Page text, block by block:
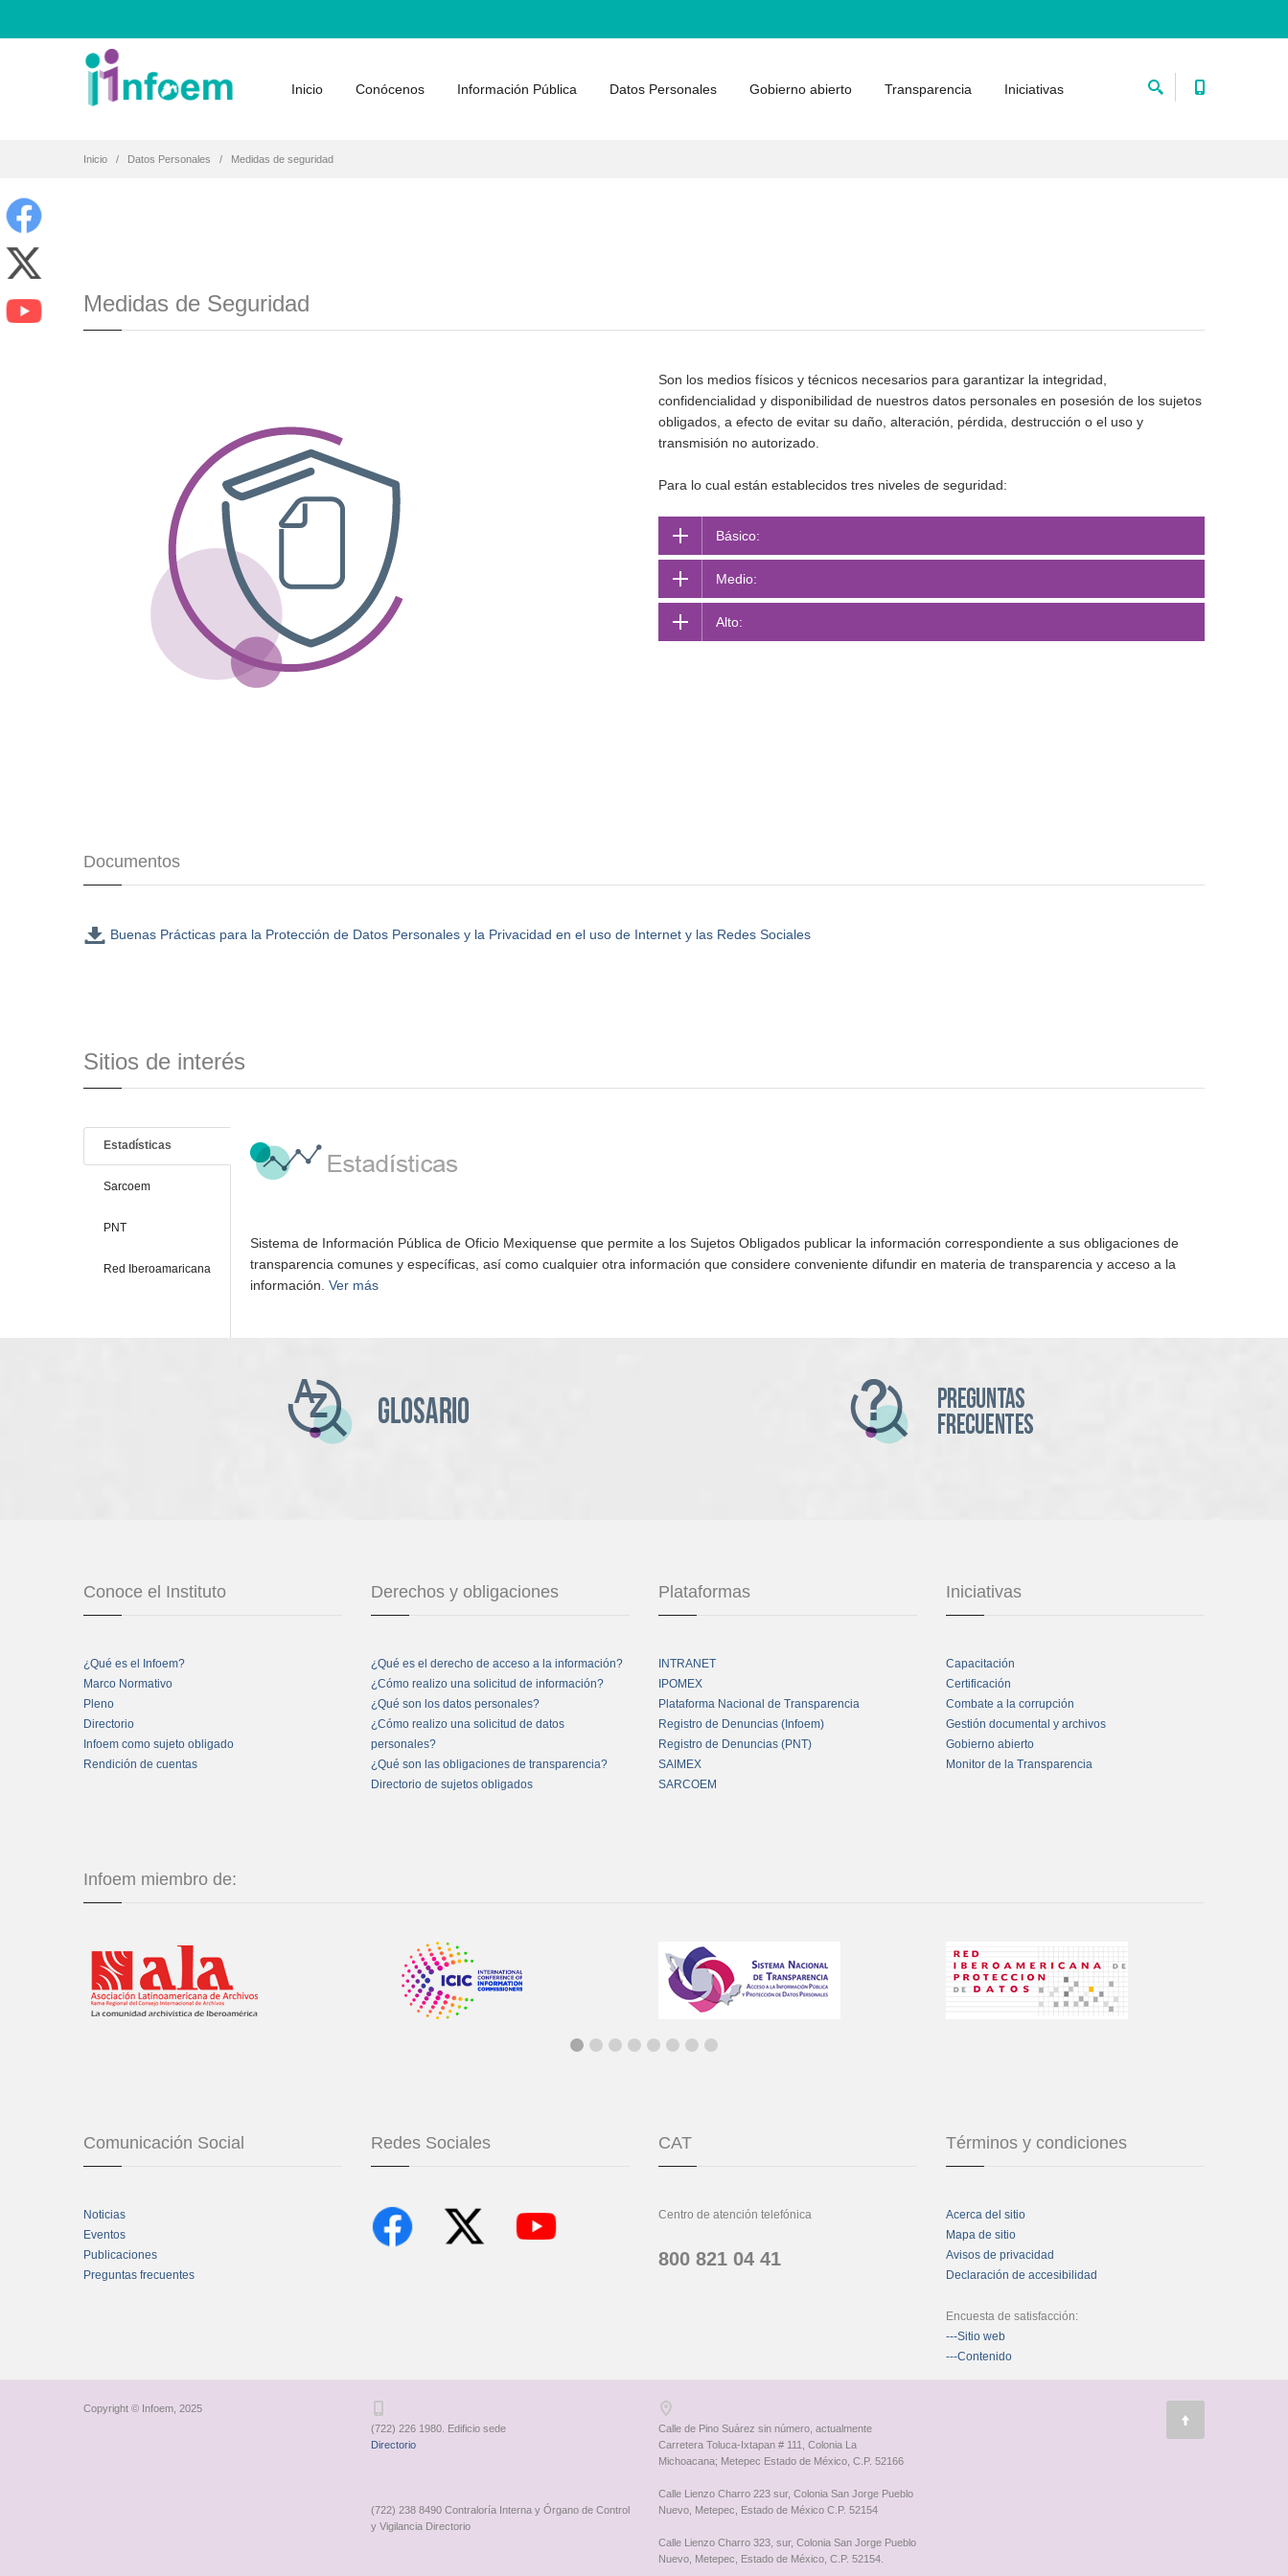
Inicio Conócenos Información Pública Datos Personales Gobierno abierto Transparencia Iniciativas
Inicio Datos Personales Medidas de seguridad
Medidas de Seguridad
Son los medios físicos y técnicos necesarios para garantizar la integridad,
confidencialidad y disponibilidad de nuestros datos personales en posesión de los sujetos
obligados, a efecto de evitar su daño, alteración, pérdida, destrucción o el uso y
transmisión no autorizado.
Para lo cual están establecidos tres niveles de seguridad:
Básico:
Medio:
Alto:
Documentos
Buenas Prácticas para la Protección de Datos Personales y la Privacidad en el uso de Internet y las Redes Sociales
Sitios de interés
Estadísticas
Sarcoem
PNT
Red Iberoamaricana
Sistema de Información Pública de Oficio Mexiquense que permite a los Sujetos Obligados publicar la información correspondiente a sus obligaciones de
transparencia comunes y específicas, así como cualquier otra información que considere conveniente difundir en materia de transparencia y acceso a la
información. Ver más
Conoce el Instituto
¿Qué es el Infoem?
Marco Normativo
Pleno
Directorio
Infoem como sujeto obligado
Rendición de cuentas
Derechos y obligaciones
¿Qué es el derecho de acceso a la información?
¿Cómo realizo una solicitud de información?
¿Qué son los datos personales?
¿Cómo realizo una solicitud de datos
personales?
¿Qué son las obligaciones de transparencia?
Directorio de sujetos obligados
Plataformas
INTRANET
IPOMEX
Plataforma Nacional de Transparencia
Registro de Denuncias (Infoem)
Registro de Denuncias (PNT)
SAIMEX
SARCOEM
Iniciativas
Capacitación
Certificación
Combate a la corrupción
Gestión documental y archivos
Gobierno abierto
Monitor de la Transparencia
Infoem miembro de:
Comunicación Social
Noticias
Eventos
Publicaciones
Preguntas frecuentes
Redes Sociales CAT
Centro de atención telefónica
800 821 04 41
Términos y condiciones
Acerca del sitio
Mapa de sitio
Avisos de privacidad
Declaración de accesibilidad
Encuesta de satisfacción:
---Sitio web
---Contenido
Copyright © Infoem, 2025
(722) 226 1980. Edificio sede
Directorio
(722) 238 8490 Contraloría Interna y Órgano de Control
y Vigilancia Directorio
Calle de Pino Suárez sin número, actualmente
Carretera Toluca-Ixtapan # 111, Colonia La
Michoacana; Metepec Estado de México, C.P. 52166
Calle Lienzo Charro 223 sur, Colonia San Jorge Pueblo
Nuevo, Metepec, Estado de México C.P. 52154
Calle Lienzo Charro 323, sur, Colonia San Jorge Pueblo
Nuevo, Metepec, Estado de México, C.P. 52154.